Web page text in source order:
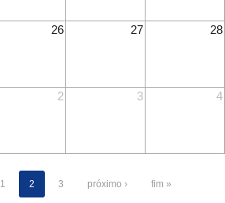
26 27 28
2 3 4
1 2 3 próximo › fim »